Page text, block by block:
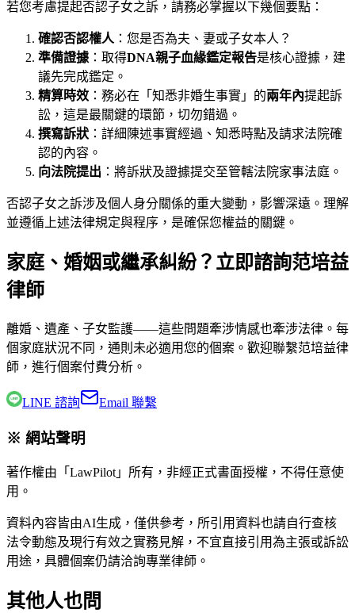
若您考慮提起否認子女之訴，請務必掌握以下幾個要點：
確認否認權人 ：您是否為夫、妻或子女本人？
準備證據 ：取得DNA親子血緣鑑定報告是核心證據，建
議先完成鑑定。
精算時效 ：務必在「知悉非婚生事實」的兩年內提起訴
訟，這是最關鍵的環節，切勿錯過。
撰寫訴狀 ：詳細陳述事實經過、知悉時點及請求法院確
認的內容。
向法院提出 ：將訴狀及證據提交至管轄法院家事法庭。
否認子女之訴涉及個人身分關係的重大變動，影響深遠。理解
並遵循上述法律規定與程序，是確保您權益的關鍵。
家庭、婚姻或繼承糾紛？立即諮詢范培益
律師
離婚、遺產、子女監護——這些問題牽涉情感也牽涉法律。每
個家庭狀況不同，通則未必適用您的個案。歡迎聯繫范培益律
師 ，進行個案付費分析。
LINE 諮詢 Email 聯繫
※ 網站聲明
著作權由「LawPilot」所有，非經正式書面授權，不得任意使
用。
資料內容皆由AI生成，僅供參考，所引用資料也請自行查核
法令動態及現行有效之實務見解，不宜直接引用為主張或訴訟
用途，具體個案仍請洽詢專業律師。
其他人也問